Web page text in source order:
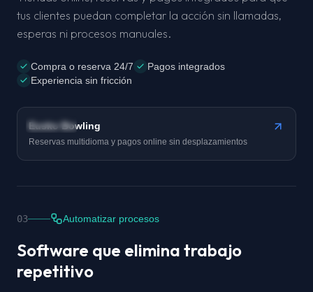
tus clientes puedan completar la acción sin llamadas,
esperas ni procesos manuales.
Compra o reserva 24/7
Pagos integrados
Experiencia sin fricción
Caso real
Eusko Bowling
Reservas multidioma y pagos online sin desplazamientos
03 Automatizar procesos
Software que elimina trabajo
repetitivo